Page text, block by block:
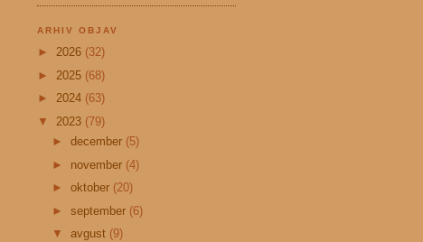
ARHIV OBJAV
► 2026 (32)
► 2025 (68)
► 2024 (63)
▼ 2023 (79)
► december (5)
► november (4)
► oktober (20)
► september (6)
▼ avgust (9)